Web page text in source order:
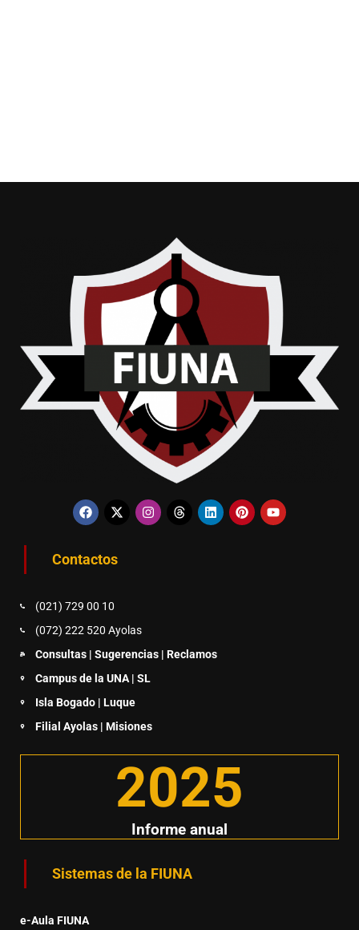
Contactos
(021) 729 00 10
(072) 222 520 Ayolas
Consultas | Sugerencias | Reclamos
Campus de la UNA | SL
Isla Bogado | Luque
Filial Ayolas | Misiones
Informe anual
2025
Sistemas de la FIUNA
e-Aula FIUNA